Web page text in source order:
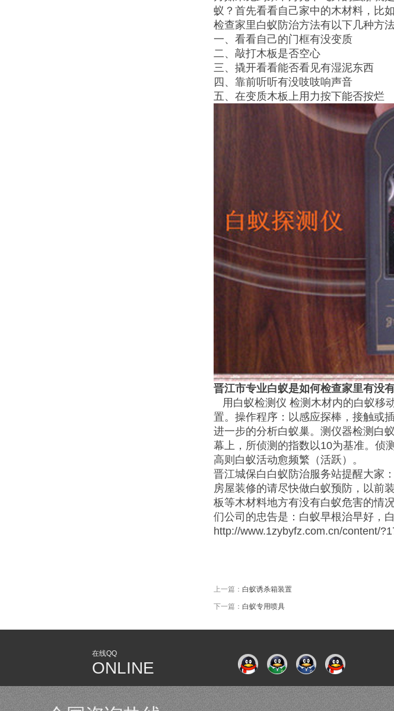
蚁？首先看看自己家中的木材料，比
检查家里白蚁防治方法有以下几种方
一、看看自己的门框有没变质
二、敲打木板是否空心
三、撬开看看能否看见有湿泥东西
四、靠前听听有没吱吱响声音
五、在变质木板上用力按下能否按烂
晋江市专业白蚁是如何检查家里有没
用白蚁检测仪 检测木材内的白蚁移
置。操作程序：以感应探棒，接触或
进一步的分析白蚁巢。测仪器检测白
幕上，所侦测的指数以10为基准。侦
高则白蚁活动愈频繁（活跃）。
晋江城保白白蚁防治服务站提醒大家
房屋装修的请尽快做白蚁预防，以前
板等木材料地方有没有白蚁危害的情
们公司的忠告是：白蚁早根治早好，
http://www.1zybyfz.com.cn/content/
上一篇： 白蚁诱杀箱装置
下一篇： 白蚁专用喷具
在线QQ
ONLINE